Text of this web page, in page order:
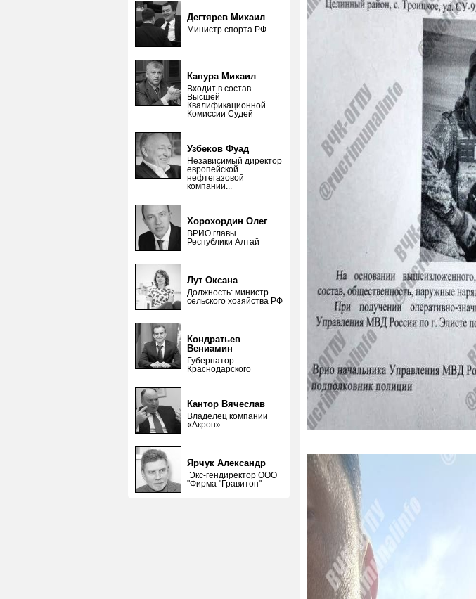
Дегтярев Михаил
Министр спорта РФ
Капура Михаил
Входит в состав
Высшей
Квалификационной
Комиссии Судей
Узбеков Фуад
Независимый директор
европейской
нефтегазовой
компании...
Хорохордин Олег
ВРИО главы
Республики Алтай
Лут Оксана
Должность: министр
сельского хозяйства РФ
Кондратьев
Вениамин
Губернатор
Краснодарского
Кантор Вячеслав
Владелец компании
«Акрон»
Ярчук Александр
Экс-гендиректор ООО
"Фирма "Гравитон"